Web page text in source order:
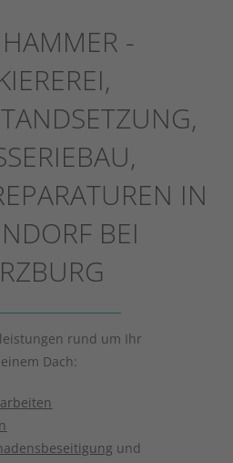
-
IN
BEI
rund um Ihr
Dach:
und